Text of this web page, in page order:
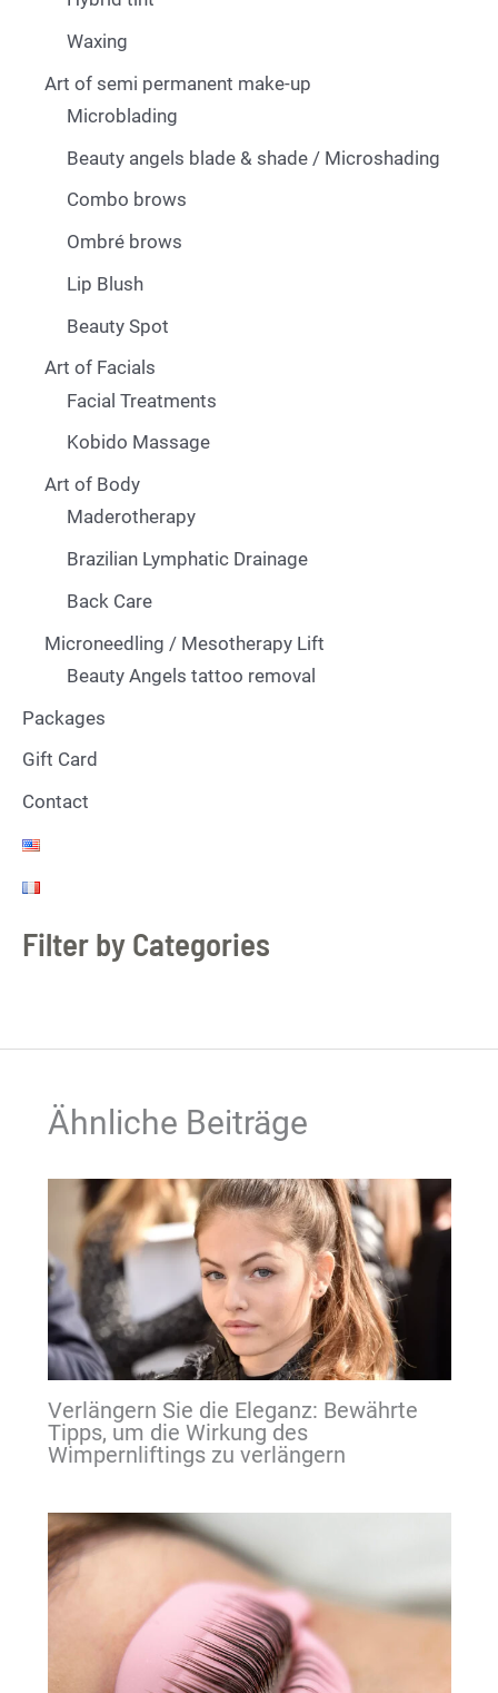
Waxing
Art of semi permanent make-up
Microblading
Beauty angels blade & shade / Microshading
Combo brows
Ombré brows
Lip Blush
Beauty Spot
Art of Facials
Facial Treatments
Kobido Massage
Art of Body
Maderotherapy
Brazilian Lymphatic Drainage
Back Care
Microneedling / Mesotherapy Lift
Beauty Angels tattoo removal
Packages
Gift Card
Contact
Filter by Categories
Ähnliche Beiträge
Verlängern Sie die Eleganz: Bewährte
Tipps, um die Wirkung des
Wimpernliftings zu verlängern